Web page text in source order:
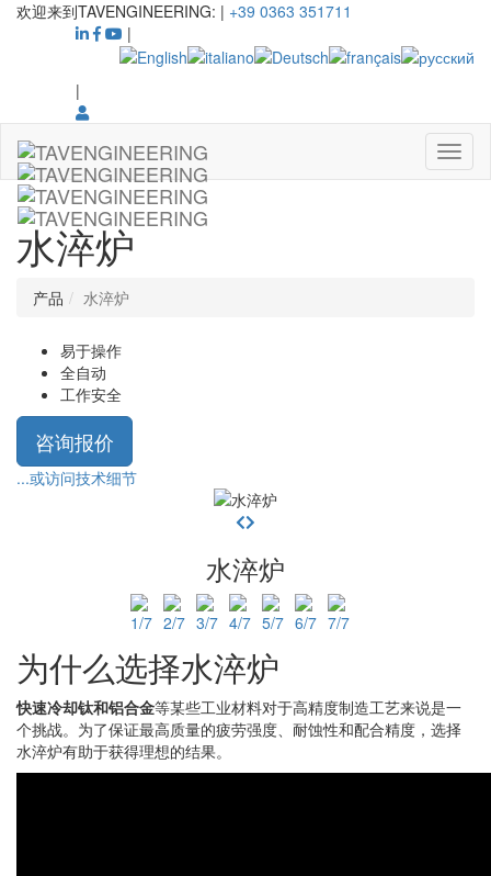
欢迎来到TAVENGINEERING: | +39 0363 351711
|
|
水淬炉
产品 水淬炉
易于操作
全自动
工作安全
咨询报价
...或访问技术细节
水淬炉
为什么选择水淬炉
快速冷却钛和铝合金等某些工业材料对于高精度制造工艺来说是一
个挑战。为了保证最高质量的疲劳强度、耐蚀性和配合精度，选择
水淬炉有助于获得理想的结果。